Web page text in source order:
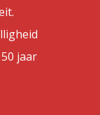
jaar